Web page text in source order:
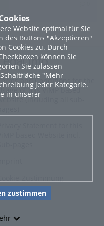
Website optimal für Sie
des Buttons "Akzeptieren"
Cookies zu. Durch
können Sie
Sie zulassen
"Mehr
jeder Kategorie.
in unserer
zustimmen
Neueröffnung einer
Eistraum – So cool
Info
and Conditions for the
of this ViMP based
(including all sub-